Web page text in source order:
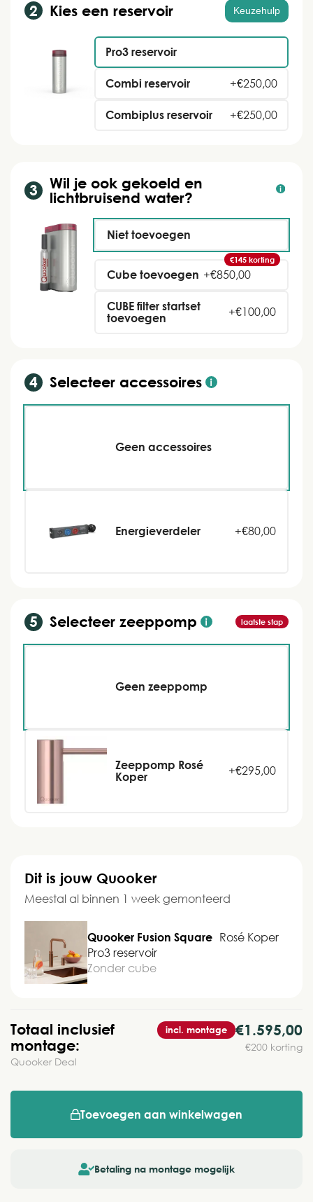
Kies een reservoir Keuzehulp
Pro3 reservoir
Combi reservoir +€250,00
Combiplus reservoir +€250,00
Wil je ook gekoeld en
lichtbruisend water?
Niet toevoegen
Cube toevoegen +€850,00
€145 korting
CUBE filter startset
toevoegen
+€100,00
Selecteer accessoires
Geen accessoires
Energieverdeler +€80,00
Selecteer zeeppomp laatste stap
Geen zeeppomp
Zeeppomp Rosé
Koper
+€295,00
Dit is jouw Quooker
Meestal al binnen 1 week gemonteerd
Quooker Fusion Square Rosé Koper
Pro3 reservoir
Zonder cube
Totaal inclusief
montage:
Quooker Deal
incl. montage €1.595,00
€200 korting
Toevoegen aan winkelwagen
Betaling na montage mogelijk